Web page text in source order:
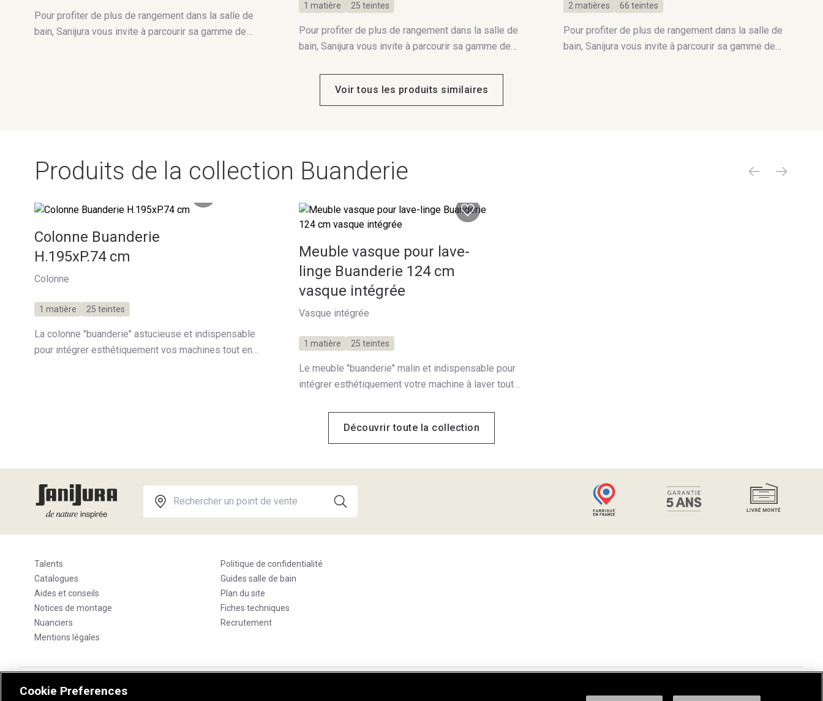
Pour profiter de plus de rangement dans la salle de
bain, Sanijura vous invite à parcourir sa gamme de
1 matière 25 teintes
Pour profiter de plus de rangement dans la salle de
bain, Sanijura vous invite à parcourir sa gamme de
en fonction de vos besoins.
2 matières 66 teintes
Pour profiter de plus de rangement dans la salle de
bain, Sanijura vous invite à parcourir sa gamme de
Voir tous les produits similaires
Produits de la collection Buanderie
Colonne Buanderie
H.195xP.74 cm
Colonne
1 matière 25 teintes
La colonne "buanderie" astucieuse et indispensable
pour intégrer esthétiquement vos machines tout en
Meuble vasque pour lave-
linge Buanderie 124 cm
vasque intégrée
Vasque intégrée
1 matière 25 teintes
Le meuble "buanderie" malin et indispensable pour
intégrer esthétiquement votre machine à laver tout
Découvrir toute la collection
Talents
Catalogues
Aides et conseils
Notices de montage
Nuanciers
Mentions légales
Politique de confidentialité
Guides salle de bain
Plan du site
Fiches techniques
Recrutement
© Sanijura 2024
Cookie Preferences